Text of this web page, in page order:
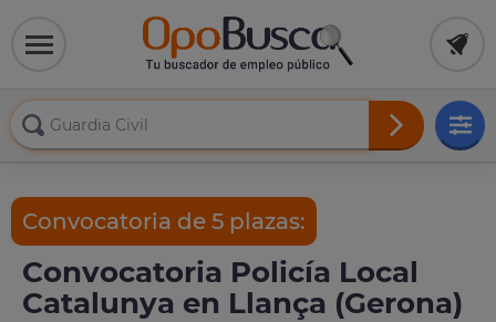
Convocatoria de 5 plazas:
Convocatoria Policía Local
Catalunya en Llança (Gerona)